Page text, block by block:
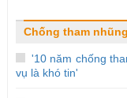
Chống tham nhũng
'10 năm chống
vụ là khó tin'